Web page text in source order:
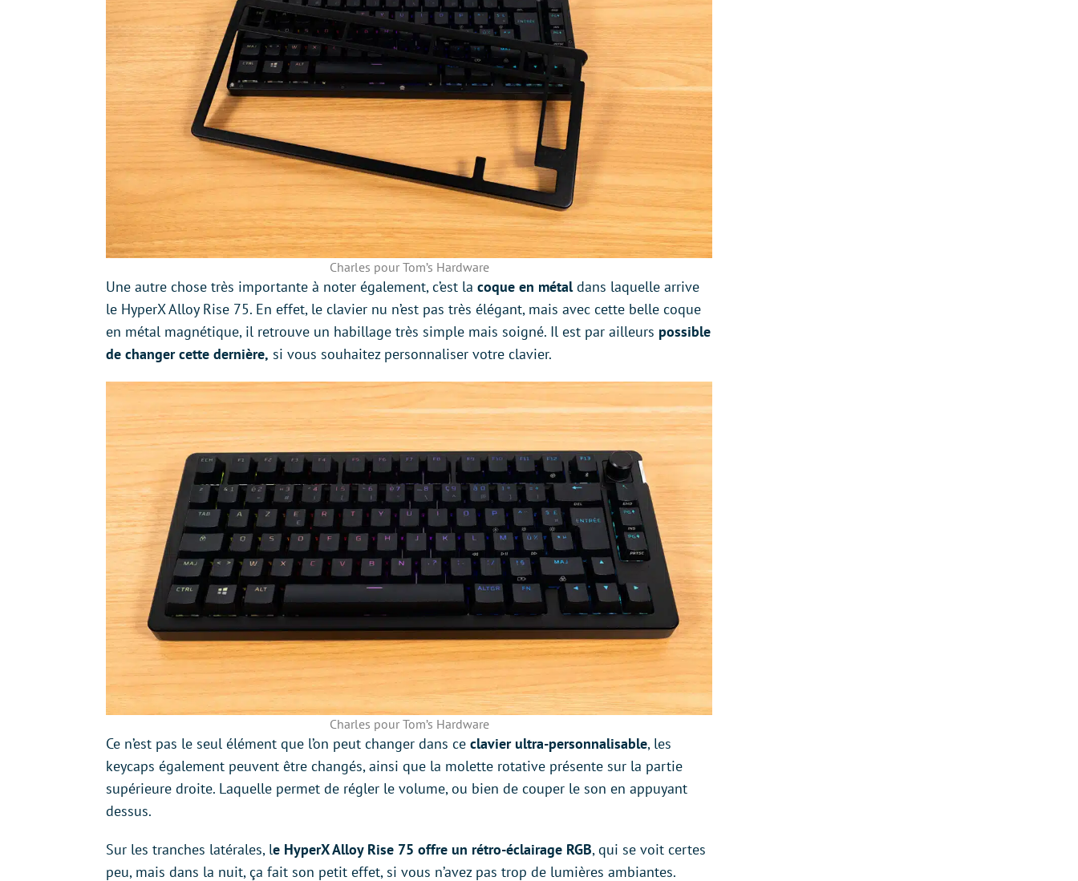
Charles pour Tom’s Hardware
Une autre chose très importante à noter également, c’est la coque en métaldans laquelle arrive
le HyperX Alloy Rise 75. En effet, le clavier nu n’est pas très élégant, mais avec cette belle coque
en métal magnétique, il retrouve un habillage très simple mais soigné. Il est par ailleurs possible
de changer cette dernière, si vous souhaitez personnaliser votre clavier.
Charles pour Tom’s Hardware
Ce n’est pas le seul élément que l’on peut changer dans ce clavier ultra-personnalisable, les
keycaps également peuvent être changés, ainsi que la molette rotative présente sur la partie
supérieure droite. Laquelle permet de régler le volume, ou bien de couper le son en appuyant
dessus.
Sur les tranches latérales, le HyperX Alloy Rise 75 offre un rétro-éclairage RGB, qui se voit certes
peu, mais dans la nuit, ça fait son petit effet, si vous n’avez pas trop de lumières ambiantes.